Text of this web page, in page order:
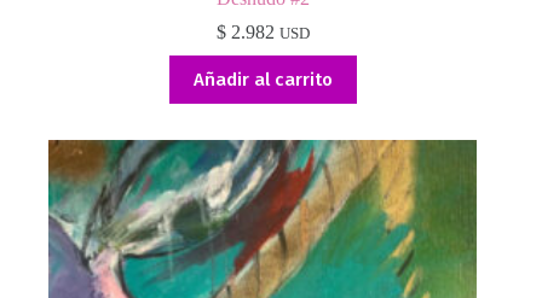
$2.982 USD
Añadir al carrito